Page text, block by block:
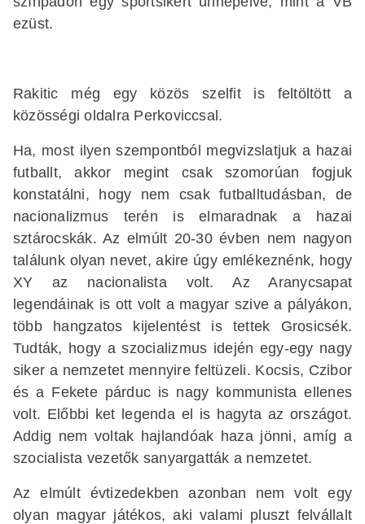
ezüst.
Rakitic még egy közös szelfit is feltöltött a
közösségi oldalra Perkoviccsal.
Ha, most ilyen szempontból megvizslatjuk a hazai
futballt, akkor megint csak szomorúan fogjuk
konstatálni, hogy nem csak futballtudásban, de
nacionalizmus terén is elmaradnak a hazai
sztárocskák. Az elmúlt 20-30 évben nem nagyon
találunk olyan nevet, akire úgy emlékeznénk, hogy
XY az nacionalista volt. Az Aranycsapat
legendáinak is ott volt a magyar szive a pályákon,
több hangzatos kijelentést is tettek Grosicsék.
Tudták, hogy a szocializmus idején egy-egy nagy
siker a nemzetet mennyire feltüzeli. Kocsis, Czibor
és a Fekete párduc is nagy kommunista ellenes
volt. Előbbi ket legenda el is hagyta az országot.
Addig nem voltak hajlandóak haza jönni, amíg a
szocialista vezetők sanyargatták a nemzetet.
Az elmúlt évtizedekben azonban nem volt egy
olyan magyar játékos, aki valami pluszt felvállalt